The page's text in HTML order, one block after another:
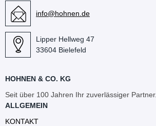
info@hohnen.de
Lipper Hellweg 47
33604 Bielefeld
HOHNEN & CO. KG
Seit über 100 Jahren Ihr zuverlässiger Partner.
ALLGEMEIN
KONTAKT